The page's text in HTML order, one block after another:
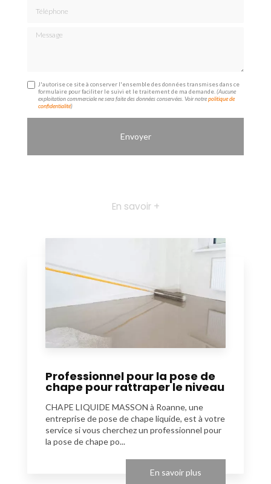
Message
J'autorise ce site à conserver l'ensemble des données transmises dans ce
formulaire pour faciliter le suivi et le traitement de ma demande.(Aucune
exploitation commerciale ne sera faite des données conservées. Voir notrepolitique de
confidentialité)
En savoir +
Professionnel pour la pose de
chape pour rattraper le niveau
CHAPE LIQUIDE MASSON à Roanne, une
entreprise de pose de chape liquide, est à votre
service si vous cherchez un professionnel pour
la pose de chape po...
En savoir plus